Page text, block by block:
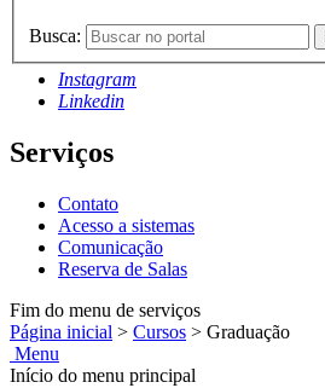
Busca:
Instagram
Linkedin
Serviços
Contato
Acesso a sistemas
Comunicação
Reserva de Salas
Fim do menu de serviços
Página inicial > Cursos > Graduação
Menu
Início do menu principal